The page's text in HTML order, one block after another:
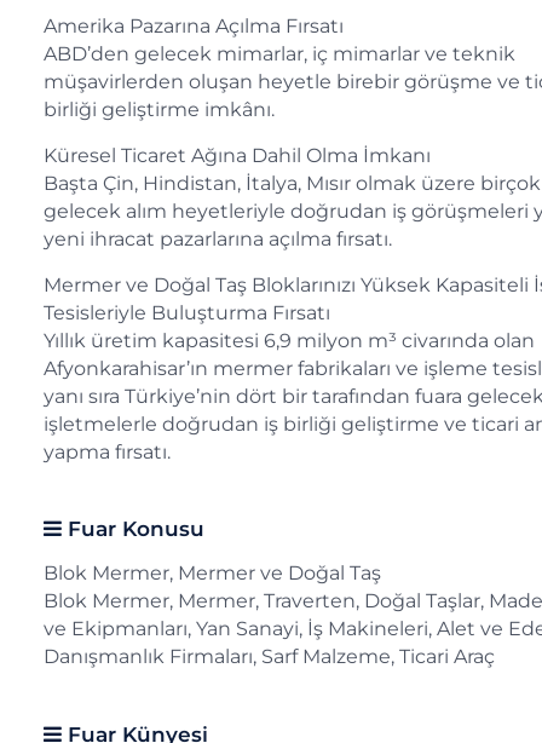
Amerika Pazarına Açılma Fırsatı
ABD’den gelecek mimarlar, iç mimarlar ve teknik
müşavirlerden oluşan heyetle birebir görüşme ve
birliği geliştirme imkânı.
Küresel Ticaret Ağına Dahil Olma İmkanı
Başta Çin, Hindistan, İtalya, Mısır olmak üzere
gelecek alım heyetleriyle doğrudan iş görüşmeleri
yeni ihracat pazarlarına açılma fırsatı.
Mermer ve Doğal Taş Bloklarınızı Yüksek Kapasiteli
Tesisleriyle Buluşturma Fırsatı
Yıllık üretim kapasitesi 6,9 milyon m³ civarında olan
Afyonkarahisar’ın mermer fabrikaları ve işleme
yanı sıra Türkiye’nin dört bir tarafından fuara
işletmelerle doğrudan iş birliği geliştirme ve ticari
yapma fırsatı.
Fuar Konusu
Blok Mermer, Mermer ve Doğal Taş
Blok Mermer, Mermer, Traverten, Doğal Taşlar,
ve Ekipmanları, Yan Sanayi, İş Makineleri, Alet ve
Danışmanlık Firmaları, Sarf Malzeme, Ticari Araç
Fuar Künyesi